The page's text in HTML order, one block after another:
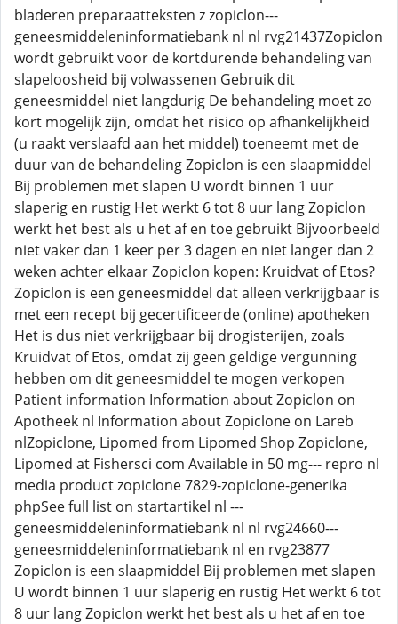
bladeren preparaatteksten z zopiclon---
geneesmiddeleninformatiebank nl nl rvg21437Zopiclon
wordt gebruikt voor de kortdurende behandeling van
slapeloosheid bij volwassenen Gebruik dit
geneesmiddel niet langdurig De behandeling moet zo
kort mogelijk zijn, omdat het risico op afhankelijkheid
(u raakt verslaafd aan het middel) toeneemt met de
duur van de behandeling Zopiclon is een slaapmiddel
Bij problemen met slapen U wordt binnen 1 uur
slaperig en rustig Het werkt 6 tot 8 uur lang Zopiclon
werkt het best als u het af en toe gebruikt Bijvoorbeeld
niet vaker dan 1 keer per 3 dagen en niet langer dan 2
weken achter elkaar Zopiclon kopen: Kruidvat of Etos?
Zopiclon is een geneesmiddel dat alleen verkrijgbaar is
met een recept bij gecertificeerde (online) apotheken
Het is dus niet verkrijgbaar bij drogisterijen, zoals
Kruidvat of Etos, omdat zij geen geldige vergunning
hebben om dit geneesmiddel te mogen verkopen
Patient information Information about Zopiclon on
Apotheek nl Information about Zopiclone on Lareb
nlZopiclone, Lipomed from Lipomed Shop Zopiclone,
Lipomed at Fishersci com Available in 50 mg--- repro nl
media product zopiclone 7829-zopiclone-generika
phpSee full list on startartikel nl ---
geneesmiddeleninformatiebank nl nl rvg24660---
geneesmiddeleninformatiebank nl en rvg23877
Zopiclon is een slaapmiddel Bij problemen met slapen
U wordt binnen 1 uur slaperig en rustig Het werkt 6 tot
8 uur lang Zopiclon werkt het best als u het af en toe